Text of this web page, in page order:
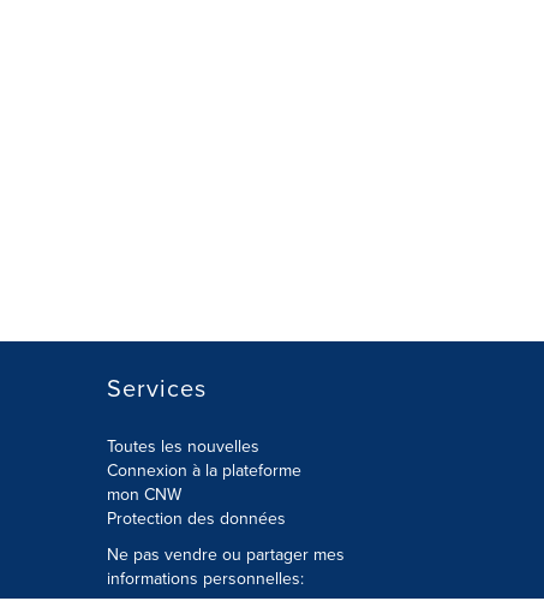
Services
Toutes les nouvelles
Connexion à la plateforme
mon CNW
Protection des données
Ne pas vendre ou partager mes
informations personnelles: